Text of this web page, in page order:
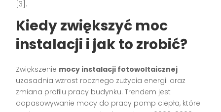
[3].
Kiedy zwiększyć moc
instalacji i jak to zrobić?
Zwiększenie mocy instalacji fotowoltaicznej
uzasadnia wzrost rocznego zużycia energii oraz
zmiana profilu pracy budynku. Trendem jest
dopasowywanie mocy do pracy pomp ciepła, które